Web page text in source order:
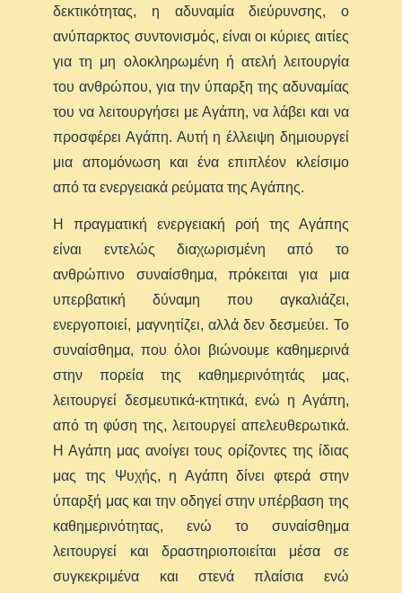
δεκτικότητας, η αδυναμία διεύρυνσης, ο
ανύπαρκτος συντονισμός, είναι οι κύριες αιτίες
για τη μη ολοκληρωμένη ή ατελή λειτουργία
του ανθρώπου, για την ύπαρξη της αδυναμίας
του να λειτουργήσει με Αγάπη, να λάβει και να
προσφέρει Αγάπη. Αυτή η έλλειψη δημιουργεί
μια απομόνωση και ένα επιπλέον κλείσιμο
από τα ενεργειακά ρεύματα της Αγάπης.
Η πραγματική ενεργειακή ροή της Αγάπης
είναι εντελώς διαχωρισμένη από το
ανθρώπινο συναίσθημα, πρόκειται για μια
υπερβατική δύναμη που αγκαλιάζει,
ενεργοποιεί, μαγνητίζει, αλλά δεν δεσμεύει. Το
συναίσθημα, που όλοι βιώνουμε καθημερινά
στην πορεία της καθημερινότητάς μας,
λειτουργεί δεσμευτικά-κτητικά, ενώ η Αγάπη,
από τη φύση της, λειτουργεί απελευθερωτικά.
Η Αγάπη μας ανοίγει τους ορίζοντες της ίδιας
μας της Ψυχής, η Αγάπη δίνει φτερά στην
ύπαρξή μας και την οδηγεί στην υπέρβαση της
καθημερινότητας, ενώ το συναίσθημα
λειτουργεί και δραστηριοποιείται μέσα σε
συγκεκριμένα και στενά πλαίσια ενώ